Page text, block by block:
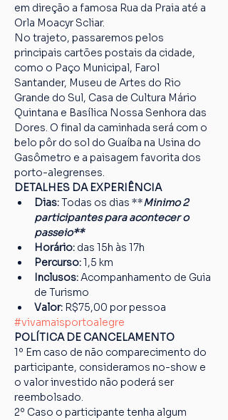
em direção a famosa Rua da Praia até a
Orla Moacyr Scliar.
No trajeto, passaremos pelos
principais cartões postais da cidade,
como o Paço Municipal, Farol
Santander, Museu de Artes do Rio
Grande do Sul, Casa de Cultura Mário
Quintana e Basílica Nossa Senhora das
Dores. O final da caminhada será com o
belo pôr do sol do Guaíba na Usina do
Gasômetro e a paisagem favorita dos
porto-alegrenses.
DETALHES DA EXPERIÊNCIA
Dias: Todas os dias **Minimo 2
participantes para acontecer o
passeio**
Horário: das 15h às 17h
Percurso: 1,5 km
Inclusos: Acompanhamento de Guia
de Turismo
Valor: R$75,00 por pessoa
#vivamaisportoalegre
POLÍTICA DE CANCELAMENTO
1º Em caso de não comparecimento do
participante, consideramos no-show e
o valor investido não poderá ser
reembolsado.
2º Caso o participante tenha algum